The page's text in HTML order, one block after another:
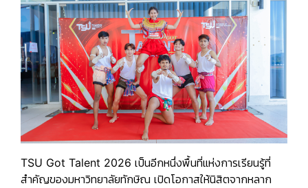
TSU Got Talent 2026 เป็นอีกหนึ่งพื้นที่แห่งการเรียนรู้ที่
สำคัญของมหาวิทยาลัยทักษิณ เปิดโอกาสให้นิสิตจากหลาก